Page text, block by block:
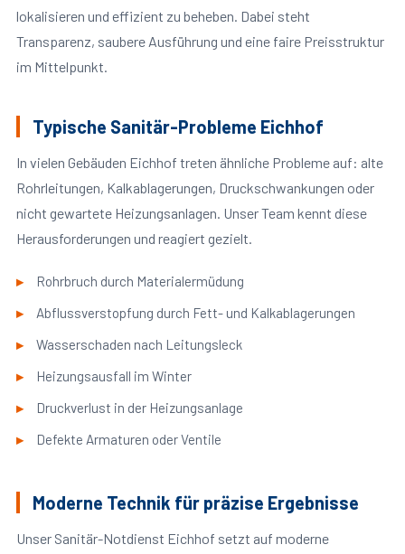
lokalisieren und effizient zu beheben. Dabei steht
Transparenz, saubere Ausführung und eine faire Preisstruktur
im Mittelpunkt.
Typische Sanitär-Probleme Eichhof
In vielen Gebäuden Eichhof treten ähnliche Probleme auf: alte
Rohrleitungen, Kalkablagerungen, Druckschwankungen oder
nicht gewartete Heizungsanlagen. Unser Team kennt diese
Herausforderungen und reagiert gezielt.
Rohrbruch durch Materialermüdung
Abflussverstopfung durch Fett- und Kalkablagerungen
Wasserschaden nach Leitungsleck
Heizungsausfall im Winter
Druckverlust in der Heizungsanlage
Defekte Armaturen oder Ventile
Moderne Technik für präzise Ergebnisse
Unser Sanitär-Notdienst Eichhof setzt auf moderne